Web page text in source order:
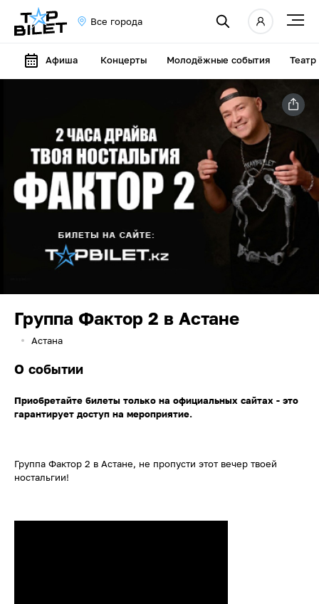
Все города
Афиша Концерты Молодёжные события Театр
Группа Фактор 2 в Астане
Астана
О событии
Приобретайте билеты только на официальных сайтах - это
гарантирует доступ на мероприятие.
Группа Фактор 2 в Астане, не пропусти этот вечер твоей
ностальгии!